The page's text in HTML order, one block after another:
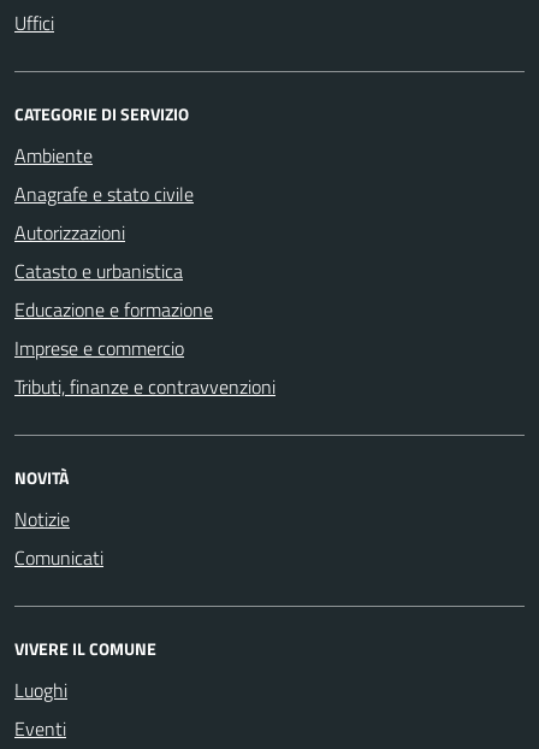
Uffici
CATEGORIE DI SERVIZIO
Ambiente
Anagrafe e stato civile
Autorizzazioni
Catasto e urbanistica
Educazione e formazione
Imprese e commercio
Tributi, finanze e contravvenzioni
NOVITÀ
Notizie
Comunicati
VIVERE IL COMUNE
Luoghi
Eventi